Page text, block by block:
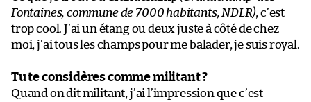
Fontaines, commune de 7000 habitants, NDLR), c’est
trop cool. J’ai un étang ou deux juste à côté de chez
moi, j’ai tous les champs pour me balader, je suis royal.
Tu te considères comme militant ?
Quand on dit militant, j’ai l’impression que c’est